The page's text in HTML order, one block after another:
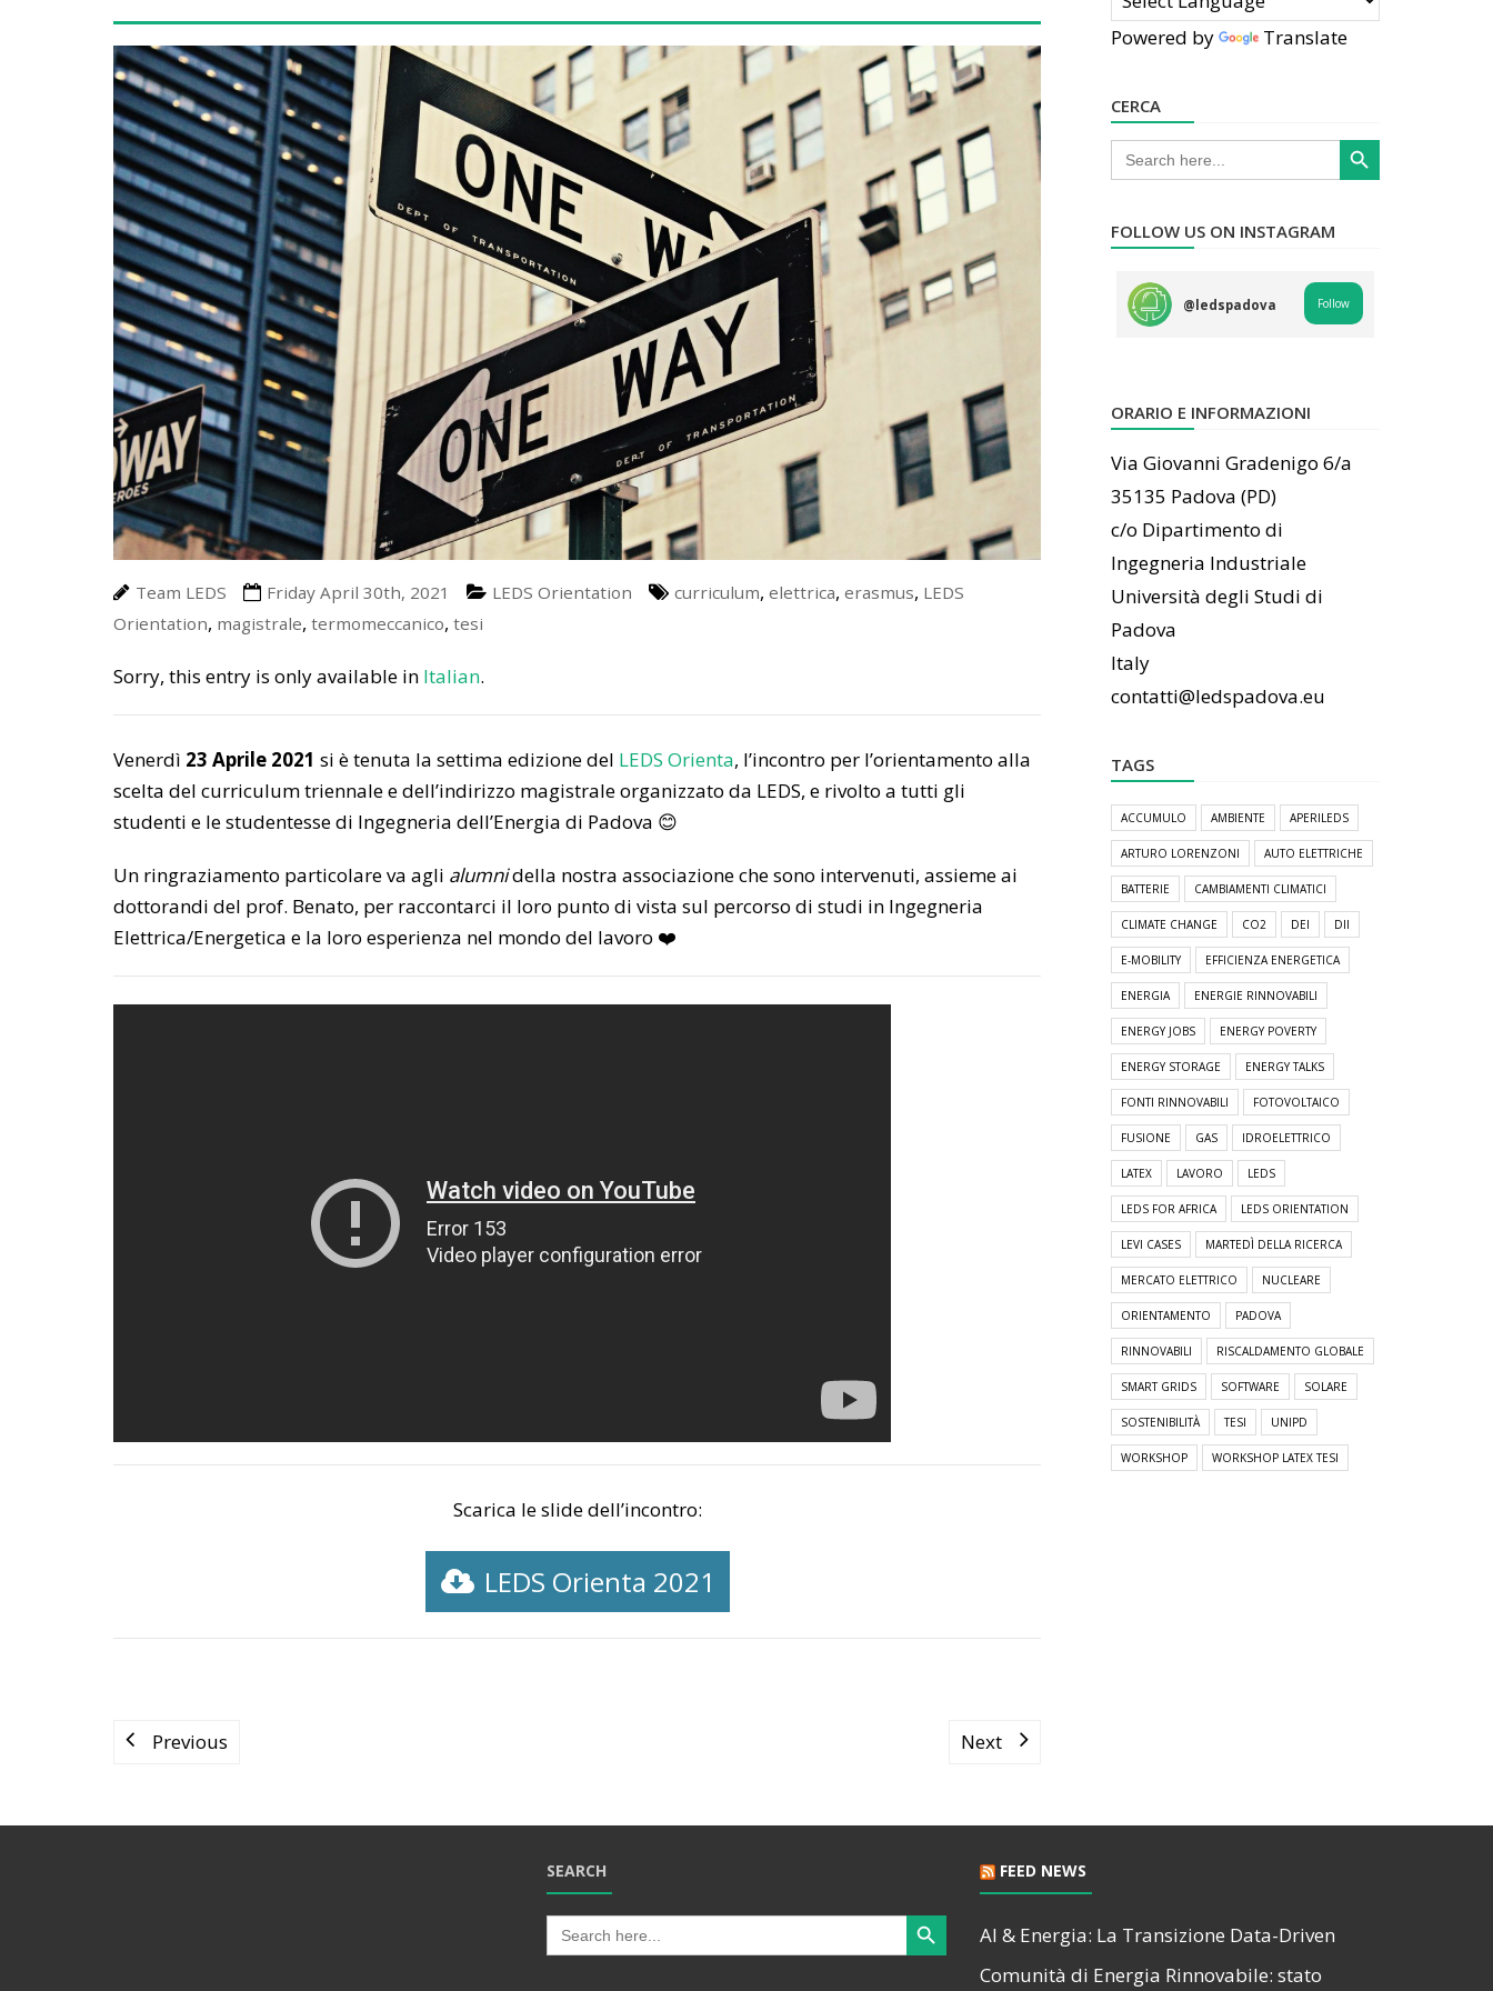
Team LEDS Friday April 30th, 2021 LEDS Orientation curriculum, elettrica, erasmus, LEDS
Orientation, magistrale, termomeccanico, tesi
Sorry, this entry is only available in Italian.
Venerdì 23 Aprile 2021 si è tenuta la settima edizione del LEDS Orienta, l’incontro per l’orientamento alla
scelta del curriculum triennale e dell’indirizzo magistrale organizzato da LEDS, e rivolto a tutti gli
studenti e le studentesse di Ingegneria dell’Energia di Padova 😊
Un ringraziamento particolare va agli alumnidella nostra associazione che sono intervenuti, assieme ai
dottorandi del prof. Benato, per raccontarci il loro punto di vista sul percorso di studi in Ingegneria
Elettrica/Energetica e la loro esperienza nel mondo del lavoro ❤️
Scarica le slide dell’incontro:
LEDS Orienta 2021
Previous Next
Powered by Translate
CERCA
Search
for:
Search Button
FOLLOW US ON INSTAGRAM
@ledspadova Follow
ORARIO E INFORMAZIONI
Via Giovanni Gradenigo 6/a
35135 Padova (PD)
c/o Dipartimento di
Ingegneria Industriale
Università degli Studi di
Padova
Italy
contatti@ledspadova.eu
TAGS
ACCUMULO AMBIENTE APERILEDS
ARTURO LORENZONI AUTO ELETTRICHE
BATTERIE CAMBIAMENTI CLIMATICI
CLIMATE CHANGE CO2 DEI DII
E-MOBILITY EFFICIENZA ENERGETICA
ENERGIA ENERGIE RINNOVABILI
ENERGY JOBS ENERGY POVERTY
ENERGY STORAGE ENERGY TALKS
FONTI RINNOVABILI FOTOVOLTAICO
FUSIONE GAS IDROELETTRICO
LATEX LAVORO LEDS
LEDS FOR AFRICA LEDS ORIENTATION
LEVI CASES MARTEDÌ DELLA RICERCA
MERCATO ELETTRICO NUCLEARE
ORIENTAMENTO PADOVA
RINNOVABILI RISCALDAMENTO GLOBALE
SMART GRIDS SOFTWARE SOLARE
SOSTENIBILITÀ TESI UNIPD
WORKSHOP WORKSHOP LATEX TESI
SEARCH
Search
for:
Search Button
FEED NEWS
AI & Energia: La Transizione Data-Driven
Comunità di Energia Rinnovabile: stato